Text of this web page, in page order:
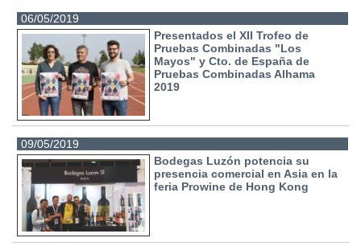
06/05/2019
Presentados el XII Trofeo de
Pruebas Combinadas "Los
Mayos" y Cto. de España de
Pruebas Combinadas Alhama
2019
09/05/2019
Bodegas Luzón potencia su
presencia comercial en Asia en la
feria Prowine de Hong Kong